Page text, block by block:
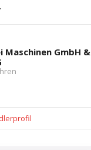
Maschinen GmbH &